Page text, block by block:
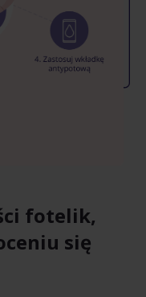
fotelik,
się